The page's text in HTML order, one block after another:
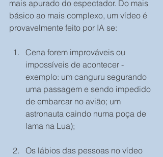
mais apurado do espectador. Do mais
básico ao mais complexo, um vídeo é
provavelmente feito por IA se:
Cena forem improváveis ou
impossíveis de acontecer -
exemplo: um canguru segurando
uma passagem e sendo impedido
de embarcar no avião; um
astronauta caindo numa poça de
lama na Lua);
Os lábios das pessoas no vídeo